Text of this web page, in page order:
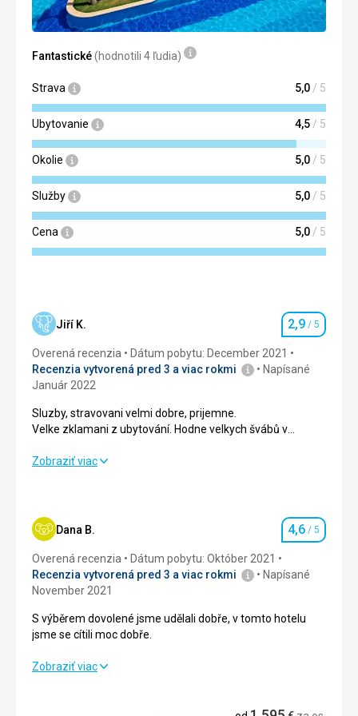
Táto recenzia bola preložená automaticky pomocou
Google Translate
Fantastické(hodnotili 4 ľudia)
Strava 5,0 / 5
Ubytovanie 4,5 / 5
Okolie 5,0 / 5
Služby 5,0 / 5
Cena 5,0 / 5
Jiří K. Hodnotenie
2,9 / 5
Overená recenzia
Dátum pobytu: December 2021
Recenzia vytvorená pred 3 a viac rokmi
Napísané
Január 2022
Sluzby, stravovani velmi dobre, prijemne.
Velke zklamani z ubytování. Hodne velkych švábů v
Sluzby, stravovani velmi dobre, prijemne.
Strava 3,0/ 5
Ubytovanie
Okolie
Služby 3,0
Zobraziť viac
Dana B. Hodnotenie
4,6 / 5
Overená recenzia
Dátum pobytu: Október 2021
Recenzia vytvorená pred 3 a viac rokmi
Napísané
November 2021
S výběrem dovolené jsme udělali dobře, v tomto hotelu
jsme se cítili moc dobře.
S výběrem dovolené jsme udělali dobře, v tomto hotelu
Zobraziť viac